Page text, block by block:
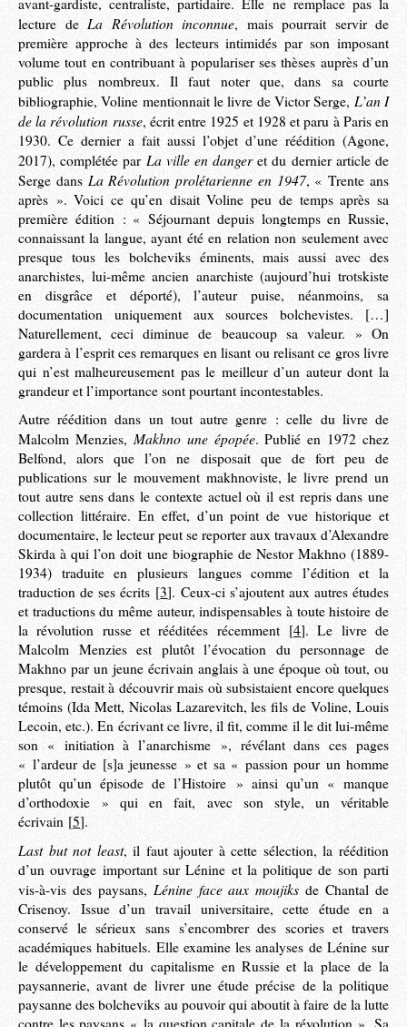
avant-gardiste, centraliste, partidaire. Elle ne remplace pas la
lecture de La Révolution inconnue, mais pourrait servir de
première approche à des lecteurs intimidés par son imposant
volume tout en contribuant à populariser ses thèses auprès d’un
public plus nombreux. Il faut noter que, dans sa courte
bibliographie, Voline mentionnait le livre de Victor Serge, L’an I
de la révolution russe, écrit entre 1925 et 1928 et paru à Paris en
1930. Ce dernier a fait aussi l’objet d’une réédition (Agone,
2017), complétée par La ville en dangeret du dernier article de
Serge dans La Révolution prolétarienne en 1947, « Trente ans
après ». Voici ce qu’en disait Voline peu de temps après sa
première édition : « Séjournant depuis longtemps en Russie,
connaissant la langue, ayant été en relation non seulement avec
presque tous les bolcheviks éminents, mais aussi avec des
anarchistes, lui-même ancien anarchiste (aujourd’hui trotskiste
en disgrâce et déporté), l’auteur puise, néanmoins, sa
documentation uniquement aux sources bolchevistes. […]
Naturellement, ceci diminue de beaucoup sa valeur. » On
gardera à l’esprit ces remarques en lisant ou relisant ce gros livre
qui n’est malheureusement pas le meilleur d’un auteur dont la
grandeur et l’importance sont pourtant incontestables.
Autre réédition dans un tout autre genre : celle du livre de
Malcolm Menzies,Makhno une épopée. Publié en 1972 chez
Belfond, alors que l’on ne disposait que de fort peu de
publications sur le mouvement makhnoviste, le livre prend un
tout autre sens dans le contexte actuel où il est repris dans une
collection littéraire. En effet, d’un point de vue historique et
documentaire, le lecteur peut se reporter aux travaux d’Alexandre
Skirda à qui l’on doit une biographie de Nestor Makhno (1889-
1934) traduite en plusieurs langues comme l’édition et la
traduction de ses écrits [3]. Ceux-ci s’ajoutent aux autres études
et traductions du même auteur, indispensables à toute histoire de
la révolution russe et rééditées récemment[4]. Le livre de
Malcolm Menzies est plutôt l’évocation du personnage de
Makhno par un jeune écrivain anglais à une époque où tout, ou
presque, restait à découvrir mais où subsistaient encore quelques
témoins (Ida Mett, Nicolas Lazarevitch, les fils de Voline, Louis
Lecoin, etc.). En écrivant ce livre, il fit, comme il le dit lui-même
son « initiation à l’anarchisme », révélant dans ces pages
« l’ardeur de [s]a jeunesse » et sa « passion pour un homme
plutôt qu’un épisode de l’Histoire » ainsi qu’un « manque
d’orthodoxie » qui en fait, avec son style, un véritable
écrivain [5].
Last but not least, il faut ajouter à cette sélection, la réédition
d’un ouvrage important sur Lénine et la politique de son parti
vis-à-vis des paysans, Lénine face aux moujiks de Chantal de
Crisenoy. Issue d’un travail universitaire, cette étude en a
conservé le sérieux sans s’encombrer des scories et travers
académiques habituels. Elle examine les analyses de Lénine sur
le développement du capitalisme en Russie et la place de la
paysannerie, avant de livrer une étude précise de la politique
paysanne des bolcheviks au pouvoir qui aboutit à faire de la lutte
contre les paysans « la question capitale de la révolution ». Sa